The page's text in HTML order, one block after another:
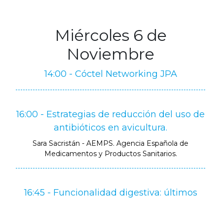
Miércoles 6 de
Noviembre
14:00 - Cóctel Networking JPA
16:00 - Estrategias de reducción del uso de
antibióticos en avicultura.
Sara Sacristán - AEMPS. Agencia Española de
Medicamentos y Productos Sanitarios.
16:45 - Funcionalidad digestiva: últimos